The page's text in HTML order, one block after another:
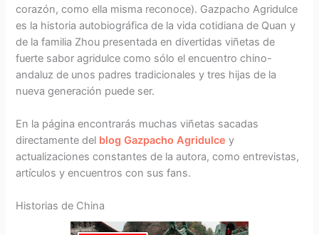
corazón, como ella misma reconoce). Gazpacho Agridulce
es la historia autobiográfica de la vida cotidiana de Quan y
de la familia Zhou presentada en divertidas viñetas de
fuerte sabor agridulce como sólo el encuentro chino-
andaluz de unos padres tradicionales y tres hijas de la
nueva generación puede ser.
En la página encontrarás muchas viñetas sacadas
directamente del blog Gazpacho Agridulce y
actualizaciones constantes de la autora, como entrevistas,
artículos y encuentros con sus fans.
Historias de China